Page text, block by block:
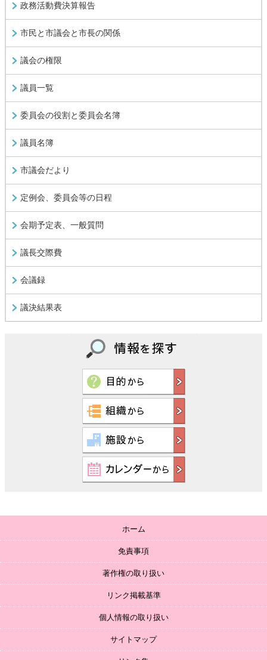
政務活動費決算報告
市民と市議会と市長の関係
議会の権限
議員一覧
委員会の役割と委員会名簿
議員名簿
市議会だより
定例会、委員会等の日程
会期予定表、一般質問
議長交際費
会議録
議決結果表
ホーム
免責事項
著作権の取り扱い
リンク掲載基準
個人情報の取り扱い
サイトマップ